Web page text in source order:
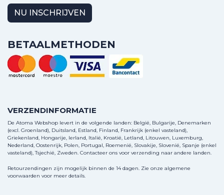
NU INSCHRIJVEN
BETAALMETHODEN
VERZENDINFORMATIE
De Atoma Webshop levert in de volgende landen: België, Bulgarije, Denemarken
(excl. Groenland), Duitsland, Estland, Finland, Frankrijk (enkel vasteland),
Griekenland, Hongarije, Ierland, Italië, Kroatië, Letland, Litouwen, Luxemburg,
Nederland, Oostenrijk, Polen, Portugal, Roemenië, Slovakije, Slovenië, Spanje (enkel
vasteland), Tsjechië, Zweden. Contacteer ons voor verzending naar andere landen.
Retourzendingen zijn mogelijk binnen de 14 dagen. Zie onze algemene
voorwaarden voor meer details.